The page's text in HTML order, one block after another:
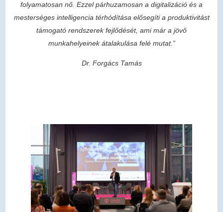
folyamatosan nő. Ezzel párhuzamosan a digitalizáció és a
mesterséges intelligencia térhódítása elősegíti a produktivitást
támogató rendszerek fejlődését, ami már a jövő
munkahelyeinek átalakulása felé mutat.”
Dr. Forgács Tamás